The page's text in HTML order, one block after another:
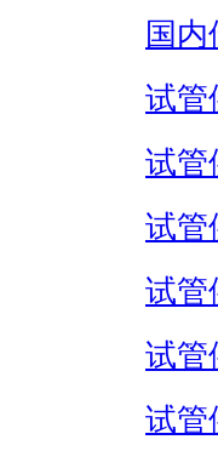
国
试管
试管
试管
试管
试管
试管